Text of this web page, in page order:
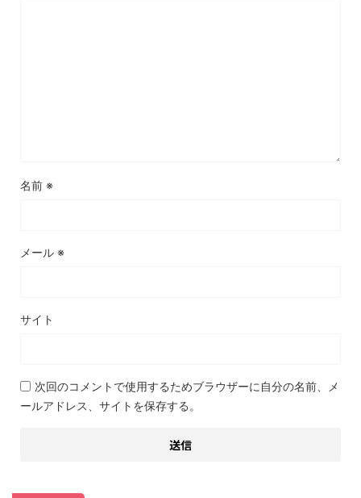
名前 ※
メール ※
サイト
次回のコメントで使用するためブラウザーに自分の名前、メ
ールアドレス、サイトを保存する。